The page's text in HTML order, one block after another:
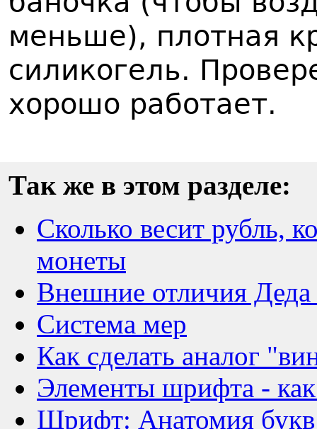
меньше), плотная
силикогель.
хорошо работает.
Так же в этом разделе:
Сколько весит рубль,
монеты
Внешние отличия
Система мер
Как сделать аналог
Элементы шрифта -
Шрифт: Анатомия букв